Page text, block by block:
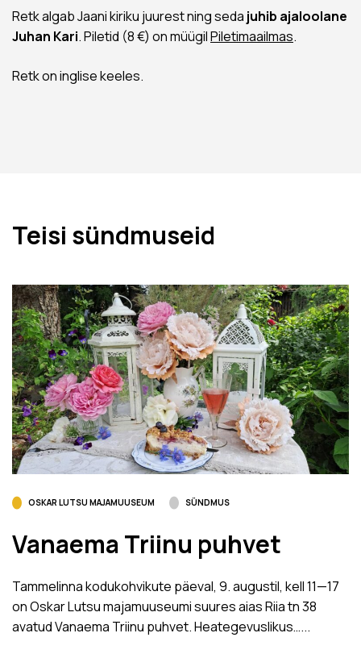
Retk algab Jaani kiriku juurest ning seda juhib ajaloolane
Juhan Kari. Piletid (8 €) on müügilPiletimaailmas.
Retk on inglise keeles.
Teisi sündmuseid
OSKAR LUTSU MAJAMUUSEUM SÜNDMUS
Vanaema Triinu puhvet
Tammelinna kodukohvikute päeval, 9. augustil, kell 11­—17
on Oskar Lutsu majamuuseumi suures aias Riia tn 38
avatud Vanaema Triinu puhvet. Heategevuslikus…...